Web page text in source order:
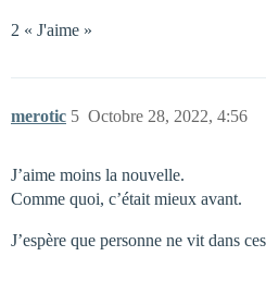
2 « J'aime »
merotic Octobre 28, 2022, 4:56
5
J’aime moins la nouvelle.
Comme quoi, c’était mieux avant.
J’espère que personne ne vit dans